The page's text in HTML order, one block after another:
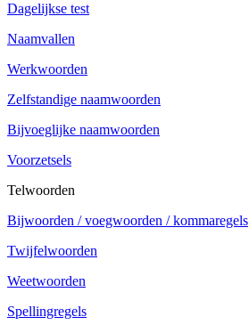
Dagelijkse test
Naamvallen
Werkwoorden
Zelfstandige naamwoorden
Bijvoeglijke naamwoorden
Voorzetsels
Telwoorden
Bijwoorden / voegwoorden / kommaregels
Twijfelwoorden
Weetwoorden
Spellingregels